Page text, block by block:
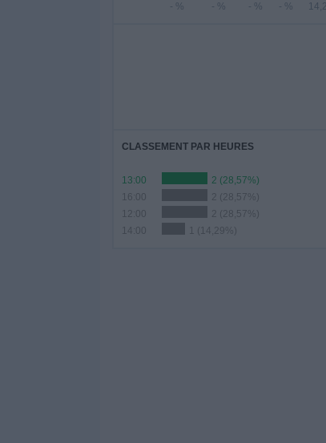
- % - % - % - %
CLASSEMENT PAR HEURES
13:00
2 (28,57%)
16:00
2 (28,57%)
12:00
2 (28,57%)
1 (14,29%)